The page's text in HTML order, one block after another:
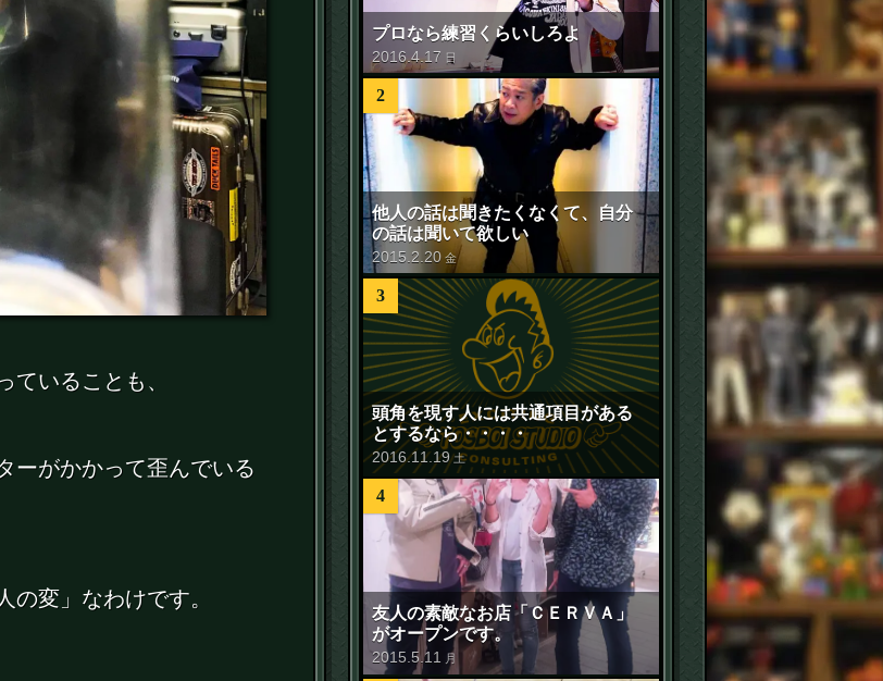
ていることも、
ーがかかって歪んでいる
の変」なわけです。
プロなら練習くらいしろよ
2016 .4.17 日
2
他人の話は聞きたくなくて、自分
の話は聞いて欲しい
2015 2 20 金
3
頭角を現す人には共通項目がある
とするなら・・・・
2016.11.19 土
4
友人の素敵なお店「ＣＥＲＶＡ」
がオープンです。
2015 5.11 月